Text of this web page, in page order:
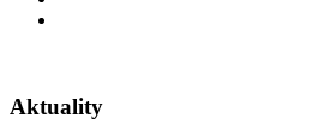
Aktuality